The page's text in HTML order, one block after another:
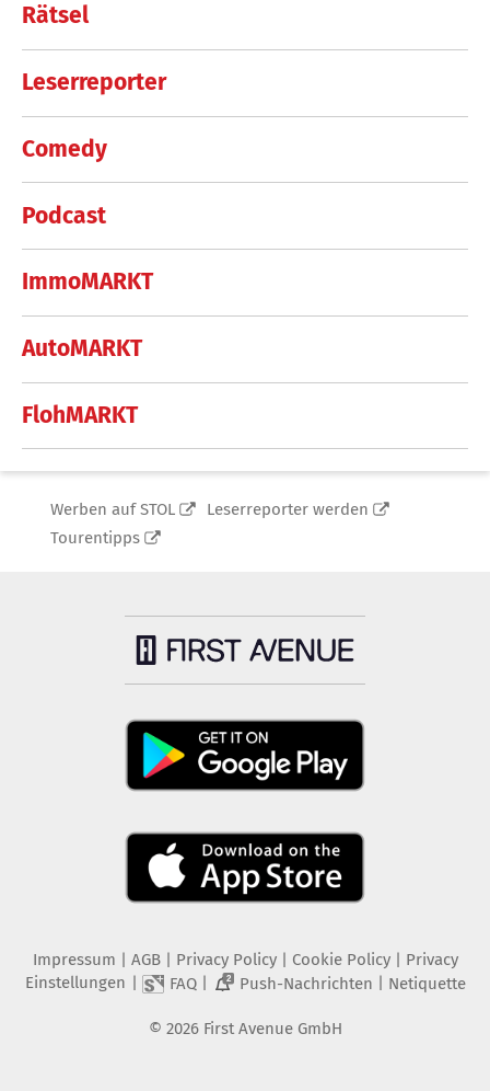
Rätsel
Leserreporter
Comedy
Podcast
ImmoMARKT
AutoMARKT
FlohMARKT
Werben auf STOL
Leserreporter werden
Tourentipps
Impressum AGB Privacy Policy| Cookie Policy| Privacy
Einstellungen
FAQ| 2 Push-Nachrichten Netiquette
© 2026 First Avenue GmbH